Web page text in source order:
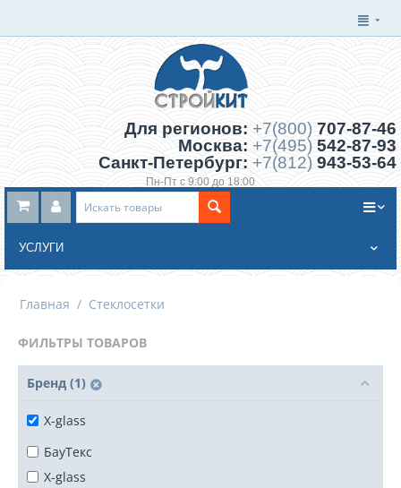
Для регионов: +7(800) 707-87-46
Москва: +7(495) 542-87-93
Санкт-Петербург: +7(812) 943-53-64
Пн-Пт с 9:00 до 18:00
Заказать обратный звонок
УСЛУГИ
Главная / Стеклосетки
ФИЛЬТРЫ ТОВАРОВ
Бренд (1)
X-glass
БауТекс
X-glass